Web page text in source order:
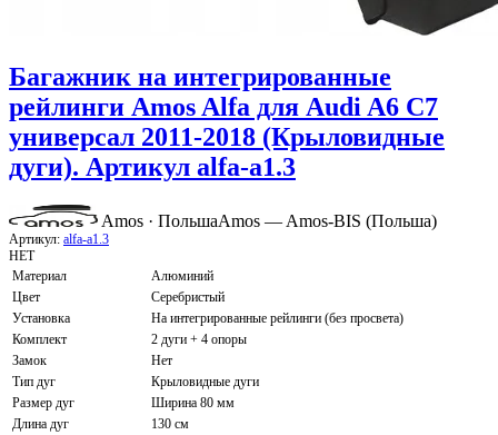
Багажник на интегрированные
рейлинги Amos Alfa для Audi A6 C7
универсал 2011-2018 (Крыловидные
дуги). Артикул alfa-a1.3
Amos · ПольшаAmos — Amos-BIS (Польша)
Артикул: alfa-a1.3
НЕТ
Материал
Алюминий
Цвет
Серебристый
Установка
На интегрированные рейлинги (без просвета)
Комплект
2 дуги + 4 опоры
Замок
Нет
Тип дуг
Крыловидные дуги
Размер дуг
Ширина 80 мм
Длина дуг
130 см